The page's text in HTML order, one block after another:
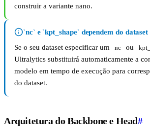
construir a variante nano.
`nc` e `kpt_shape` dependem do dataset
Se o seu dataset especificar um
nc ou
Ultralytics substituirá automaticamente a
modelo em tempo de execução para
do dataset.
Arquitetura do Backbone e Head#